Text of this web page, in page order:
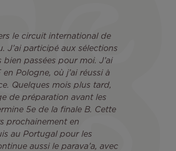
le circuit international de
J’ai participé aux sélections
passées pour moi. J’ai
Pologne, où j’ai réussi à
Quelques mois plus tard,
de préparation avant les
5e de la finale B. Cette
prochainement en
au Portugal pour les
aussi le parava’a, avec